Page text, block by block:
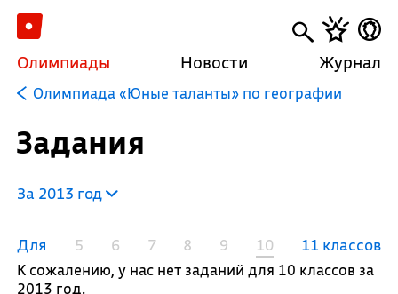
Олимпиады Новости Журнал
Олимпиада «Юные таланты» по географии
Задания
За 2013 год
Для 5 6 7 8 9 10 11 классов
К сожалению, у нас нет заданий для 10 классов за
2013 год.